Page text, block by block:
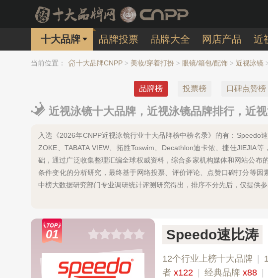
十大品牌 品牌投票 品牌大全 网店产品 近
当前位置： 十大品牌CNPP > 美妆/穿着打扮 > 眼镜/箱包/配饰 > 近视泳镜
品牌榜 投票榜 口碑点赞榜
近视泳镜十大品牌，近视泳镜品牌排行，近
入选《2026年CNPP近视泳镜行业十大品牌榜中榜名录》的有：Speedo
ZOKE、TABATA VIEW、拓胜Toswim、Decathlon迪卡侬、捷佳JIEJIA
础，通过广泛收集整理汇编全球权威资料，综合多家机构媒体和网站公
条件变化的分析研究，最终基于网络投票、评价评论、点赞口碑打分等
中榜大数据研究部门专业调研统计评测研究得出，排序不分先后，仅提供参
01 Speedo速比涛
12个行业上榜十大品牌
者 x122 经典品牌 x88